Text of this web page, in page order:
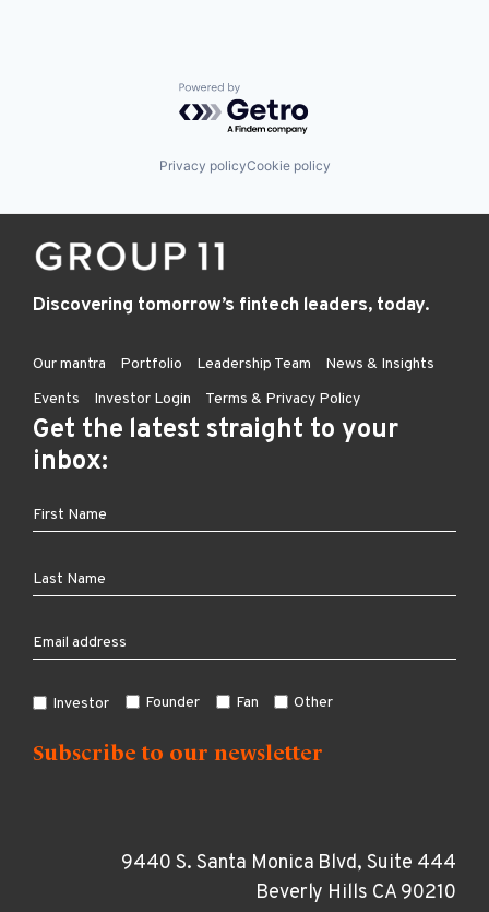
Powered by Getro.com
Privacy policyCookie policy
Discovering tomorrow’s fintech leaders, today.
Our mantra Portfolio Leadership Team
News & Insights
Events
Investor Login Terms & Privacy Policy
Get the latest straight to your
inbox:
Investor Founder Fan Other
9440 S. Santa Monica Blvd, Suite 444
Beverly Hills CA 90210